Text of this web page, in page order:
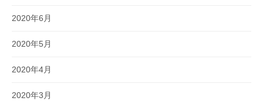
2020年6月
2020年5月
2020年4月
2020年3月